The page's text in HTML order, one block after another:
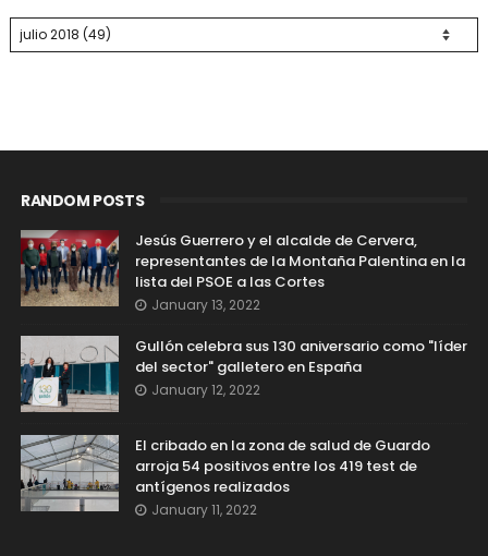
RANDOM POSTS
Jesús Guerrero y el alcalde de Cervera,
representantes de la Montaña Palentina en la
lista del PSOE a las Cortes
January 13, 2022
Gullón celebra sus 130 aniversario como "líder
del sector" galletero en España
January 12, 2022
El cribado en la zona de salud de Guardo
arroja 54 positivos entre los 419 test de
antígenos realizados
January 11, 2022